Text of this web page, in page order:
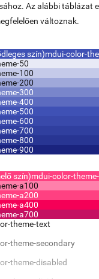
Az alábbi táblázat
változnak.
szín)mdui-color-
50
100
200
300
400
500
600
700
800
900
szín)mdui-color-
a100
a200
a400
a700
theme-text
theme-secondary
theme-disabled